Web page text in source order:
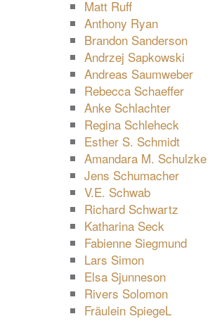
Matt Ruff
Anthony Ryan
Brandon Sanderson
Andrzej Sapkowski
Andreas Saumweber
Rebecca Schaeffer
Anke Schlachter
Regina Schleheck
Esther S. Schmidt
Amandara M. Schulzke
Jens Schumacher
V.E. Schwab
Richard Schwartz
Katharina Seck
Fabienne Siegmund
Lars Simon
Elsa Sjunneson
Rivers Solomon
Fräulein SpiegeL